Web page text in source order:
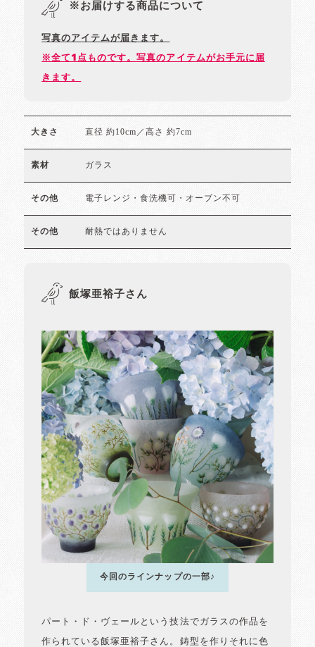
※お届けする商品について
写真のアイテムが届きます。
※全て1点ものです。写真のアイテムがお手元に届
きます。
大きさ 直径 約10cm／高さ 約7cm
素材 ガラス
その他 電子レンジ・食洗機可・オーブン不可
その他 耐熱ではありません
飯塚亜裕子さん
今回のラインナップの一部♪
パート・ド・ヴェールという技法でガラスの作品を
作られている飯塚亜裕子さん。鋳型を作りそれに色